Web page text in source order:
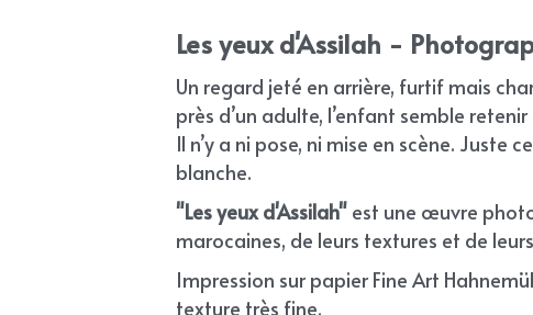
Les yeux d'Assilah -
Un regard jeté en arrière, furtif mais
près d’un adulte, l’enfant semble
Il n’y a ni pose, ni mise en scène.
blanche.
"Les yeux d'Assilah" est une œuvre
marocaines, de leurs textures et de
Impression sur papier Fine Art
texture très fine.